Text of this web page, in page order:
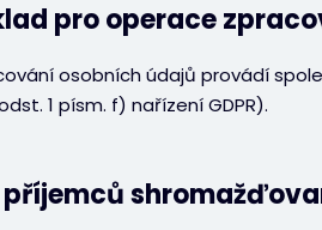
pro operace
osobních údajů provádí
1 písm. f) nařízení GDPR).